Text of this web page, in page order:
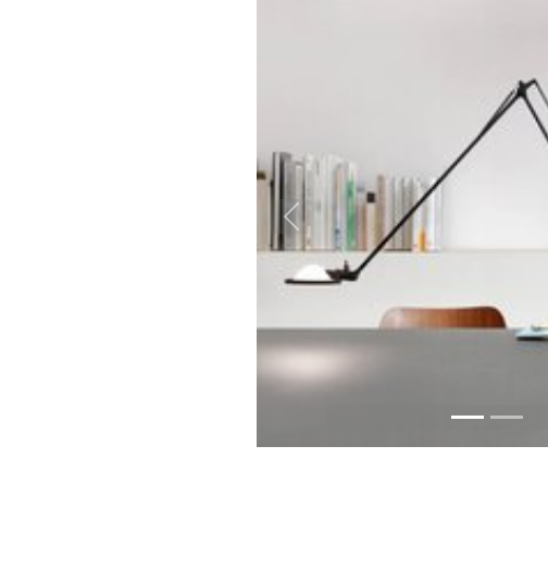
Previous